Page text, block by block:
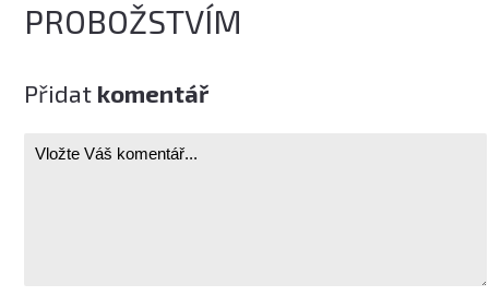
PROBOŽSTVÍM
Přidat komentář